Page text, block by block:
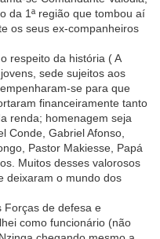
da 1ª região que tombou aí
os seus ex-companheiros
respeito da história ( A
sede sujeitos aos
se para que
financeiramente tanto
renda; homenagem seja
Conde, Gabriel Afonso,
Pastor Makiesse, Papá
Muitos desses valorosos
deixaram o mundo dos
Forças de defesa e
como funcionário (não